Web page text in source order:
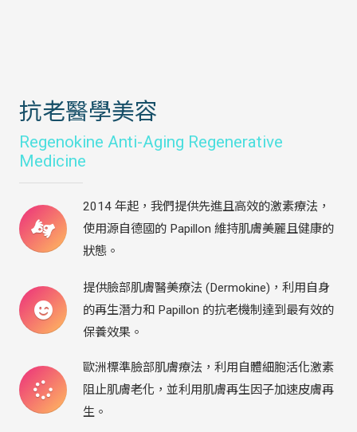
抗老醫學美容
Regenokine Anti-Aging Regenerative
Medicine
2014 年起，我們提供先進且高效的激素療法，
使用源自德國的 Papillon 維持肌膚美麗且健康的
狀態。
提供臉部肌膚醫美療法 (Dermokine)，利用自身
的再生潛力和 Papillon 的抗老機制達到最有效的
保養效果。
歐洲標準臉部肌膚療法，利用自體細胞活化激素
阻止肌膚老化，並利用肌膚再生因子加速皮膚再
生。